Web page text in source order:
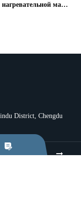
машины
District, Chengdu
